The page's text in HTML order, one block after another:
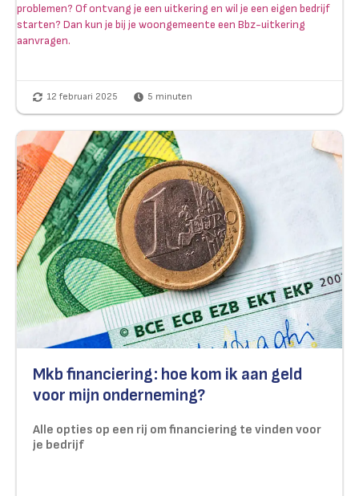
problemen? Of ontvang je een uitkering en wil je een eigen bedrijf
starten? Dan kun je bij je woongemeente een Bbz-uitkering
aanvragen.
12 februari 2025 5 minuten
Mkb financiering: hoe kom ik aan geld
voor mijn onderneming?
Alle opties op een rij om financiering te vinden voor
je bedrijf